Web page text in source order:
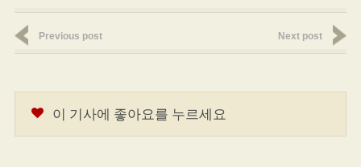
Previous post Next post
이 기사에 좋아요를 누르세요